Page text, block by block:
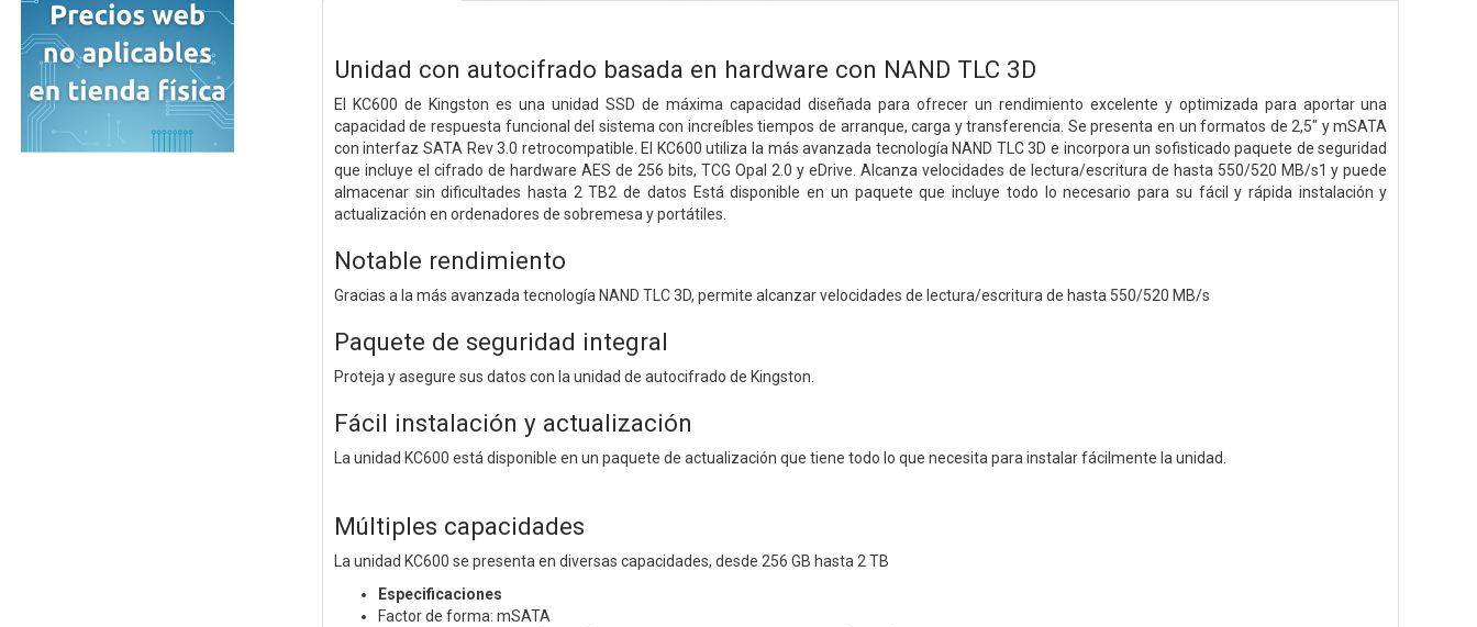
Unidad con autocifrado basada en hardware con NAND TLC 3D
El KC600 de Kingston es una unidad SSD de máxima capacidad diseñada para ofrecer un rendimiento excelente y optimizada para aportar una
capacidad de respuesta funcional del sistema con increíbles tiempos de arranque, carga y transferencia. Se presenta en un formatos de 2,5" y mSATA
con interfaz SATA Rev 3.0 retrocompatible. El KC600 utiliza la más avanzada tecnología NAND TLC 3D e incorpora un sofisticado paquete de seguridad
que incluye el cifrado de hardware AES de 256 bits, TCG Opal 2.0 y eDrive. Alcanza velocidades de lectura/escritura de hasta 550/520 MB/s1 y puede
almacenar sin dificultades hasta 2 TB2 de datos Está disponible en un paquete que incluye todo lo necesario para su fácil y rápida instalación y
actualización en ordenadores de sobremesa y portátiles.
Notable rendimiento
Gracias a la más avanzada tecnología NAND TLC 3D, permite alcanzar velocidades de lectura/escritura de hasta 550/520 MB/s
Paquete de seguridad integral
Proteja y asegure sus datos con la unidad de autocifrado de Kingston.
Fácil instalación y actualización
La unidad KC600 está disponible en un paquete de actualización que tiene todo lo que necesita para instalar fácilmente la unidad.
Múltiples capacidades
La unidad KC600 se presenta en diversas capacidades, desde 256 GB hasta 2 TB
Especificaciones
Factor de forma: mSATA